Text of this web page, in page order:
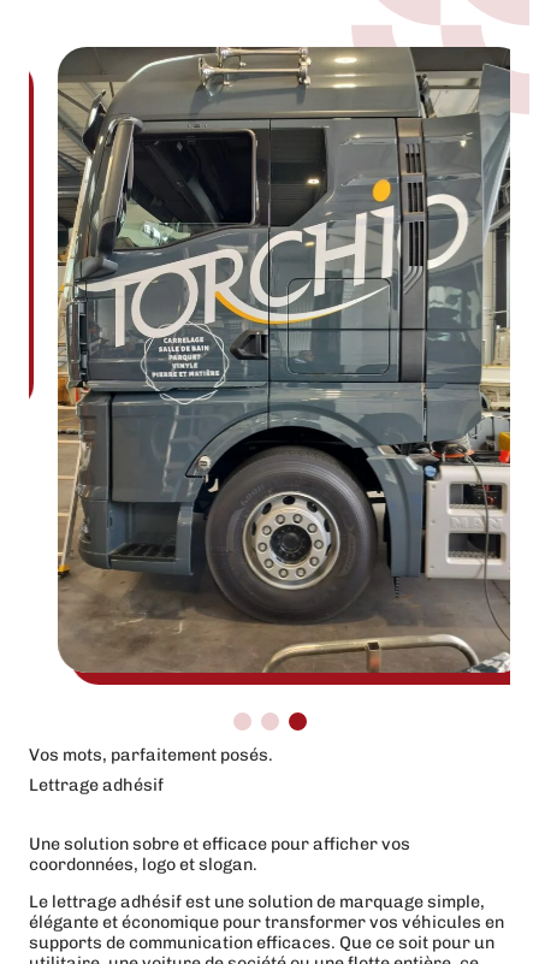
Vos mots, parfaitement posés.
Lettrage adhésif
Une solution sobre et efficace pour afficher vos
coordonnées, logo et slogan.
Le lettrage adhésif est une solution de marquage simple,
élégante et économique pour transformer vos véhicules en
supports de communication efficaces. Que ce soit pour un